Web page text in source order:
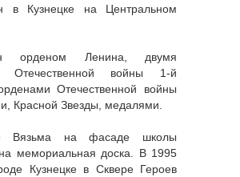
в Кузнецке на Центральном
орденом Ленина, двумя
Отечественной войны 1-й
Отечественной войны
Красной Звезды, медалями.
Вязьма на фасаде школы
мемориальная доска. В 1995
Кузнецке в Сквере Героев